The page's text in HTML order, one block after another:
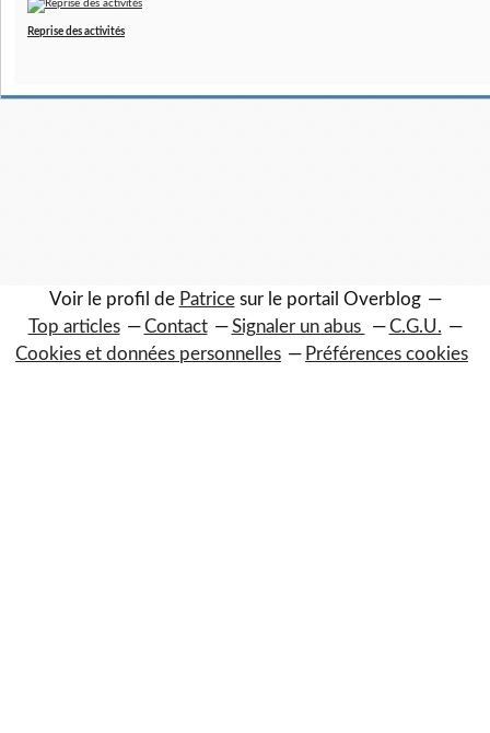
Reprise des activités
Voir le profil de Patricesur le portail Overblog
Top articles
Contact Signaler un abus
C.G.U.
Cookies et données personnelles
Préférences cookies